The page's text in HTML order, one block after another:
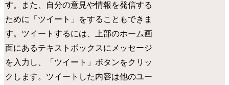
す。また、自分の意見や情報を発信する
ために「ツイート」をすることもできま
す。ツイートするには、上部のホーム画
面にあるテキストボックスにメッセージ
を入力し、「ツイート」ボタンをクリッ
クします。ツイートした内容は他のユー